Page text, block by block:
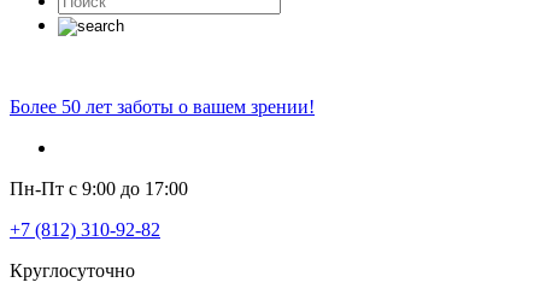
Более 50 лет заботы о вашем зрении!
Пн-Пт с 9:00 до 17:00
+7 (812) 310-92-82
Круглосуточно